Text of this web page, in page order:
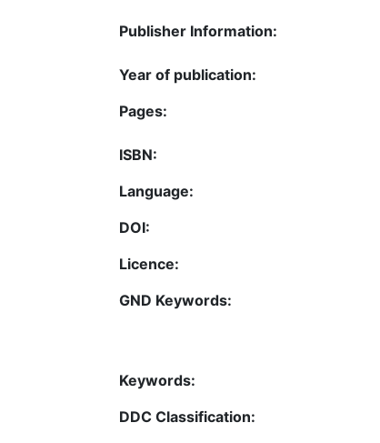
Publisher Information:
Year of publication:
Pages:
ISBN:
Language:
DOI:
Licence:
GND Keywords:
Keywords:
DDC Classification: